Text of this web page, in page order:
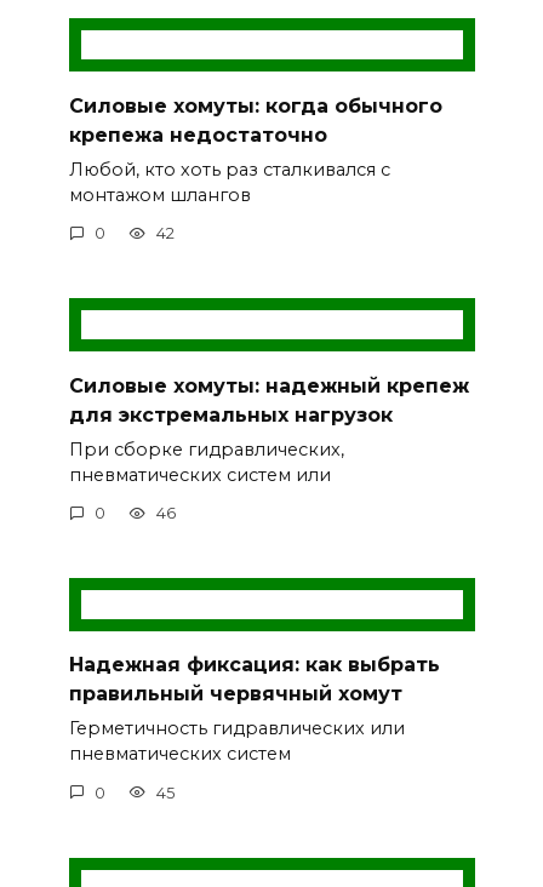
Силовые хомуты: когда обычного
крепежа недостаточно
Любой, кто хоть раз сталкивался с
монтажом шлангов
0 42
Силовые хомуты: надежный крепеж
для экстремальных нагрузок
При сборке гидравлических,
пневматических систем или
0 46
Надежная фиксация: как выбрать
правильный червячный хомут
Герметичность гидравлических или
пневматических систем
0 45